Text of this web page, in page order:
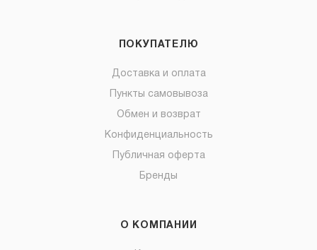
ПОКУПАТЕЛЮ
Доставка и оплата
Пункты самовывоза
Обмен и возврат
Конфиденциальность
Публичная оферта
Бренды
О КОМПАНИИ